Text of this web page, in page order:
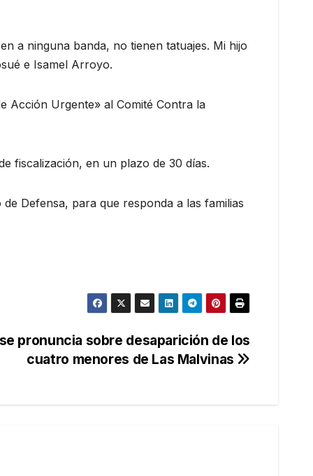
a ninguna banda, no tienen tatuajes. Mi hijo
e Isamel Arroyo.
Acción Urgente» al Comité Contra la
fiscalización, en un plazo de 30 días.
Defensa, para que responda a las familias
pronuncia sobre desaparición de los
cuatro menores de Las Malvinas